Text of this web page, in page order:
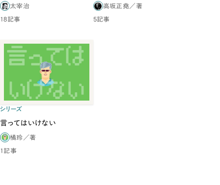
太宰治
18記事
高坂正堯／著
5記事
シリーズ
言ってはいけない
橘玲／著
1記事